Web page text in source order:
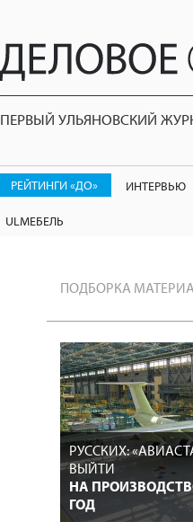
ПЕРВЫЙ УЛЬЯНОВСКИЙ
РЕЙТИНГИ «ДО» ИНТЕРВЬЮ
ULМЕБЕЛЬ
ПОДБОРКА
РУССКИХ:
ВЫЙТИ
НА
ГОД